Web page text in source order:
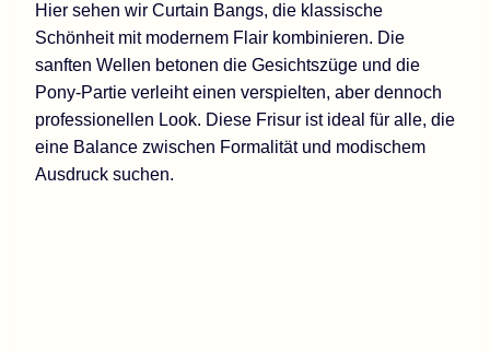
Hier sehen wir Curtain Bangs, die klassische
Schönheit mit modernem Flair kombinieren. Die
sanften Wellen betonen die Gesichtszüge und die
Pony-Partie verleiht einen verspielten, aber dennoch
professionellen Look. Diese Frisur ist ideal für alle, die
eine Balance zwischen Formalität und modischem
Ausdruck suchen.